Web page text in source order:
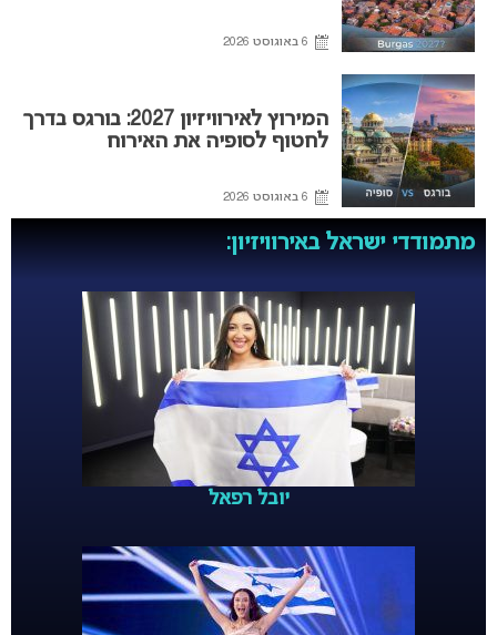
6 באוגוסט 2026
המירוץ לאירוויזיון 2027: בורגס בדרך
לחטוף לסופיה את האירוח
6 באוגוסט 2026
מתמודדי ישראל באירוויזיון:
יובל רפאל